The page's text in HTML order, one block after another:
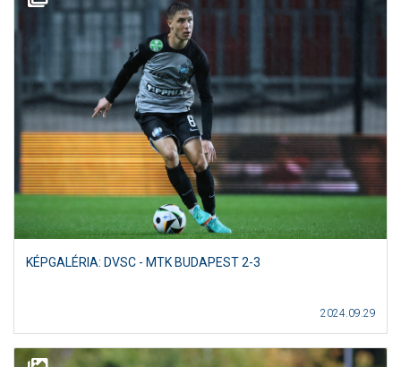
KÉPGALÉRIA: DVSC - MTK BUDAPEST 2-3
2024.09.29